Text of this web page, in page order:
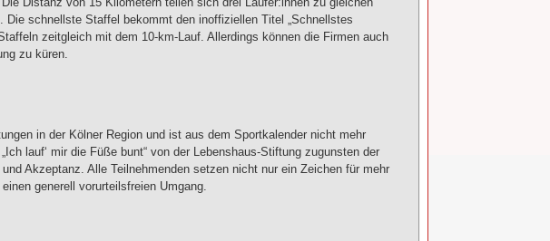
schnellste Staffel bekommt den inoffiziellen Titel „Schnellstes
zeitgleich mit dem 10-km-Lauf. Allerdings können die Firmen auch
zu küren.
in der Kölner Region und ist aus dem Sportkalender nicht mehr
lauf‘ mir die Füße bunt“ von der Lebenshaus-Stiftung zugunsten der
Akzeptanz. Alle Teilnehmenden setzen nicht nur ein Zeichen für mehr
generell vorurteilsfreien Umgang.